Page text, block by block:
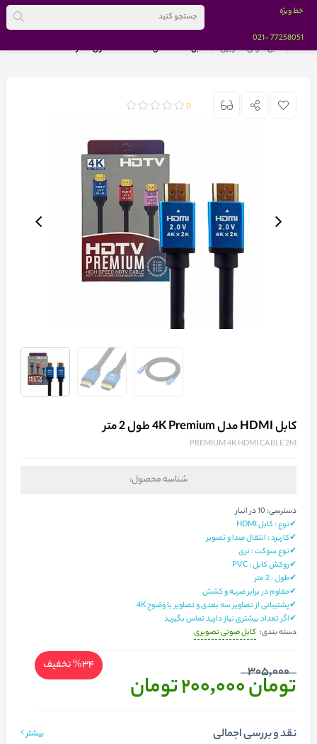
خط ویژه
77258051
-021
خانه
کابل صوتی تصویری کابل HDMI مدل 4K Premium طول 2 متر
کابل HDMI مدل 4K Premium طول 2 متر
PREMIUM 4K HDMI CABLE 2M
شناسه محصول:
دسترسی:10 در انبار
✔نوع : کابل HDMI
✔کاربرد : انتقال صدا و تصویر
✔نوع سوکت : نری
✔روکش کابل : PVC
✔طول : 2 متر
✔مقاوم در برابر ضربه و کشش
✔پشتیبانی از تصاویر سه بعدی و تصاویر با وضوح 4K
✔اگر تعداد بیشتری نیاز دارید تماس بگیرید
دسته بندی: کابل صوتی تصویری
305,000
تومان 200,000 تومان
%34تخفیف
0
نقد و بررسی اجمالی بیشتر